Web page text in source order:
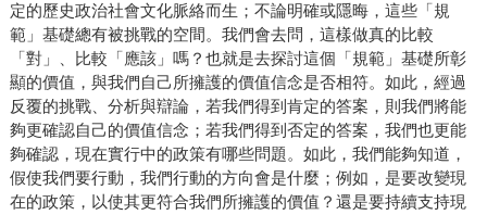
定的歷史政治社會文化脈絡而生；不論明確或隱晦，這些「規
範」基礎總有被挑戰的空間。我們會去問，這樣做真的比較
「對」、比較「應該」嗎？也就是去探討這個「規範」基礎所彰
顯的價值，與我們自己所擁護的價值信念是否相符。如此，經過
反覆的挑戰、分析與辯論，若我們得到肯定的答案，則我們將能
夠更確認自己的價值信念；若我們得到否定的答案，我們也更能
夠確認，現在實行中的政策有哪些問題。如此，我們能夠知道，
假使我們要行動，我們行動的方向會是什麼；例如，是要改變現
在的政策，以使其更符合我們所擁護的價值？還是要持續支持現